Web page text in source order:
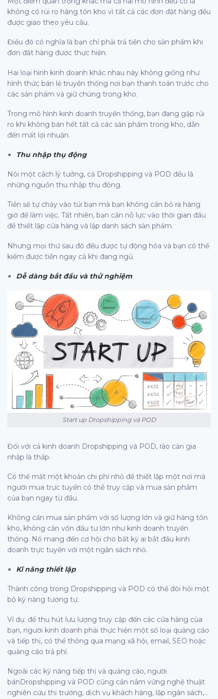
không có rủi ro hàng tồn kho vì tất cả các đơn đặt hàng đều
được giao theo yêu cầu.
Điều đó có nghĩa là bạn chỉ phải trả tiền cho sản phẩm khi
đơn đặt hàng được thực hiện.
Hai loại hình kinh doanh khác nhau này không giống như
hình thức bán lẻ truyền thống nơi bạn thanh toán trước cho
các sản phẩm và giữ chúng trong kho.
Trong mô hình kinh doanh truyền thống, bạn đang gặp rủi
ro khi không bán hết tất cả các sản phẩm trong kho, dẫn
đến mất lợi nhuận.
Thu nhập thụ động
Nói một cách lý tưởng, cả Dropshipping và POD đều là
những nguồn thu nhập thụ động.
Tiền sẽ tự chảy vào túi bạn mà bạn không cần bỏ ra hàng
giờ để làm việc. Tất nhiên, bạn cần nỗ lực vào thời gian đầu
để thiết lập cửa hàng và lập danh sách sản phẩm.
Nhưng mọi thứ sau đó đều được tự động hóa và bạn có thể
kiếm được tiền ngay cả khi đang ngủ.
Dễ dàng bắt đầu và thử nghiệm
Start up Dropshipping và POD
Đối với cả kinh doanh Dropshipping và POD, rào cản gia
nhập là thấp.
Có thể mất một khoản chi phí nhỏ để thiết lập một nơi mà
người mua trực tuyến có thể truy cập và mua sản phẩm
của bạn ngay từ đầu.
Không cần mua sản phẩm với số lượng lớn và giữ hàng tồn
kho, không cần vốn đầu tư lớn như kinh doanh truyền
thống. Nó mang đến cơ hội cho bất kỳ ai bắt đầu kinh
doanh trực tuyến với một ngân sách nhỏ.
Kĩ năng thiết lập
Thành công trong Dropshipping và POD có thể đòi hỏi một
bộ kỹ năng tương tự.
Ví dụ: để thu hút lưu lượng truy cập đến các cửa hàng của
bạn, người kinh doanh phải thực hiện một số loại quảng cáo
và tiếp thị, có thể thông qua mạng xã hội, email, SEO hoặc
quảng cáo trả phí.
Ngoài các kỹ năng tiếp thị và quảng cáo, người
bánDropshipping và POD cũng cần nắm vững nghệ thuật
nghiên cứu thị trường, dịch vụ khách hàng, lập ngân sách,…